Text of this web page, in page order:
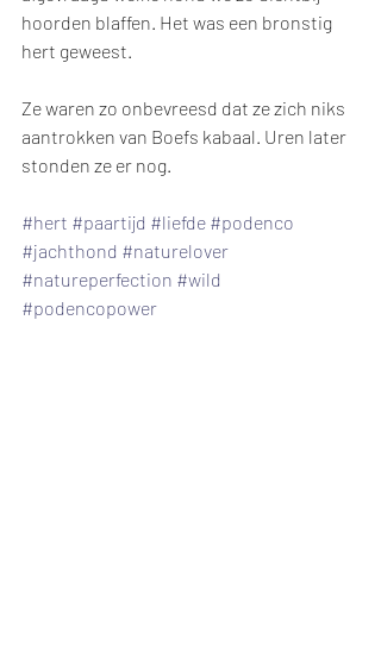
hoorden blaffen. Het was een bronstig
hert geweest.
Ze waren zo onbevreesd dat ze zich niks
aantrokken van Boefs kabaal. Uren later
stonden ze er nog.
#hert #paartijd #liefde #podenco
#jachthond #naturelover
#natureperfection #wild
#podencopower